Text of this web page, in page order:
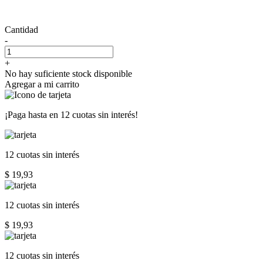
Cantidad
-
+
No hay suficiente stock disponible
Agregar a mi carrito
¡Paga hasta en 12 cuotas sin interés!
12 cuotas sin interés
$ 19,93
12 cuotas sin interés
$ 19,93
12 cuotas sin interés